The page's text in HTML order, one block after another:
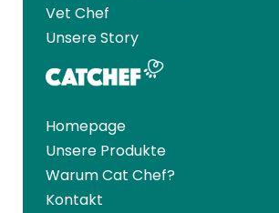
Vet Chef
Unsere Story
Homepage
Unsere Produkte
Warum Cat Chef?
Kontakt